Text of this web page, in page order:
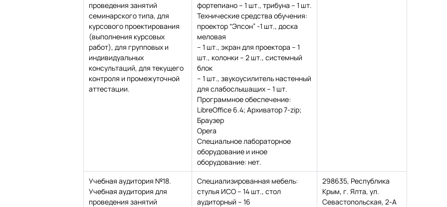
проведения занятий
семинарского типа, для
курсового проектирования
(выполнения курсовых
работ), для групповых и
индивидуальных
консультаций, для текущего
контроля и промежуточной
аттестации.
фортепиано – 1 шт., трибуна – 1 шт.
Технические средства обучения:
проектор “Эпсон” -1 шт., доска
меловая
– 1 шт., экран для проектора – 1
шт., колонки – 2 шт., системный
блок
– 1 шт., звукоусилитель настенный
для слабослышащих – 1 шт.
Программное обеспечение:
LibreOffice 6.4; Архиватор 7-zip;
Браузер
Opera
Специальное лабораторное
оборудование и иное
оборудование: нет.
Учебная аудитория №18.
Учебная аудитория для
проведения занятий
Специализированная мебель:
стулья ИСО – 14 шт., стол
аудиторный – 16
298635, Республика
Крым, г. Ялта, ул.
Севастопольская, 2-А